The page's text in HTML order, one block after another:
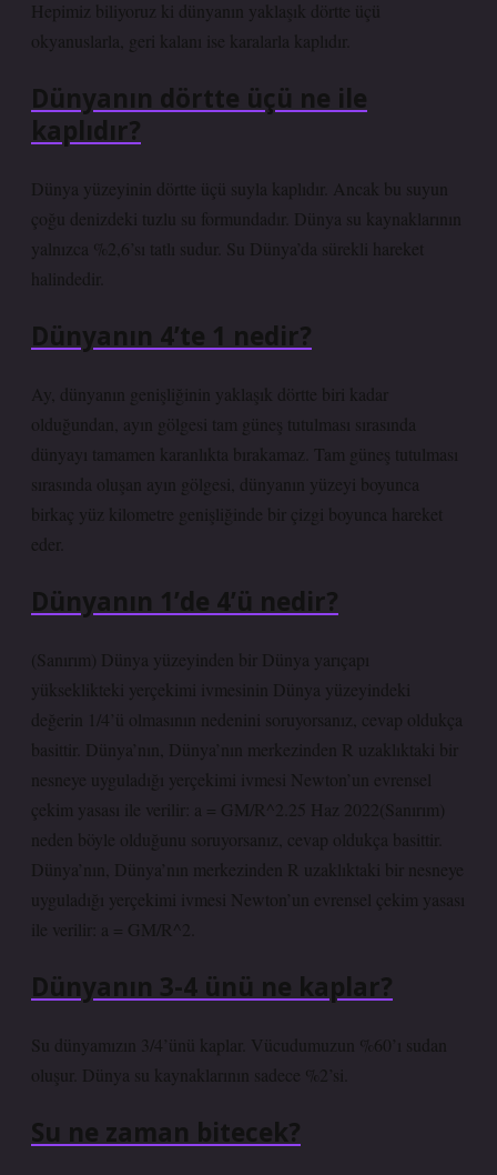
Hepimiz biliyoruz ki dünyanın yaklaşık dörtte üçü
okyanuslarla, geri kalanı ise karalarla kaplıdır.
Dünyanın dörtte üçü ne ile
kaplıdır?
Dünya yüzeyinin dörtte üçü suyla kaplıdır. Ancak bu suyun
çoğu denizdeki tuzlu su formundadır. Dünya su kaynaklarının
yalnızca %2,6’sı tatlı sudur. Su Dünya’da sürekli hareket
halindedir.
Dünyanın 4’te 1 nedir?
Ay, dünyanın genişliğinin yaklaşık dörtte biri kadar
olduğundan, ayın gölgesi tam güneş tutulması sırasında
dünyayı tamamen karanlıkta bırakamaz. Tam güneş tutulması
sırasında oluşan ayın gölgesi, dünyanın yüzeyi boyunca
birkaç yüz kilometre genişliğinde bir çizgi boyunca hareket
eder.
Dünyanın 1’de 4’ü nedir?
(Sanırım) Dünya yüzeyinden bir Dünya yarıçapı
yükseklikteki yerçekimi ivmesinin Dünya yüzeyindeki
değerin 1/4’ü olmasının nedenini soruyorsanız, cevap oldukça
basittir. Dünya’nın, Dünya’nın merkezinden R uzaklıktaki bir
nesneye uyguladığı yerçekimi ivmesi Newton’un evrensel
çekim yasası ile verilir: a = GM/R^2.25 Haz 2022(Sanırım)
neden böyle olduğunu soruyorsanız, cevap oldukça basittir.
Dünya’nın, Dünya’nın merkezinden R uzaklıktaki bir nesneye
uyguladığı yerçekimi ivmesi Newton’un evrensel çekim yasası
ile verilir: a = GM/R^2.
Dünyanın 3-4 ünü ne kaplar?
Su dünyamızın 3/4’ünü kaplar. Vücudumuzun %60’ı sudan
oluşur. Dünya su kaynaklarının sadece %2’si.
Su ne zaman bitecek?